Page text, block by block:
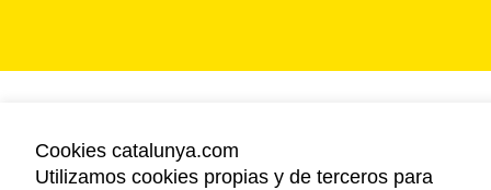
Cookies catalunya.com
Utilizamos cookies propias y de terceros para